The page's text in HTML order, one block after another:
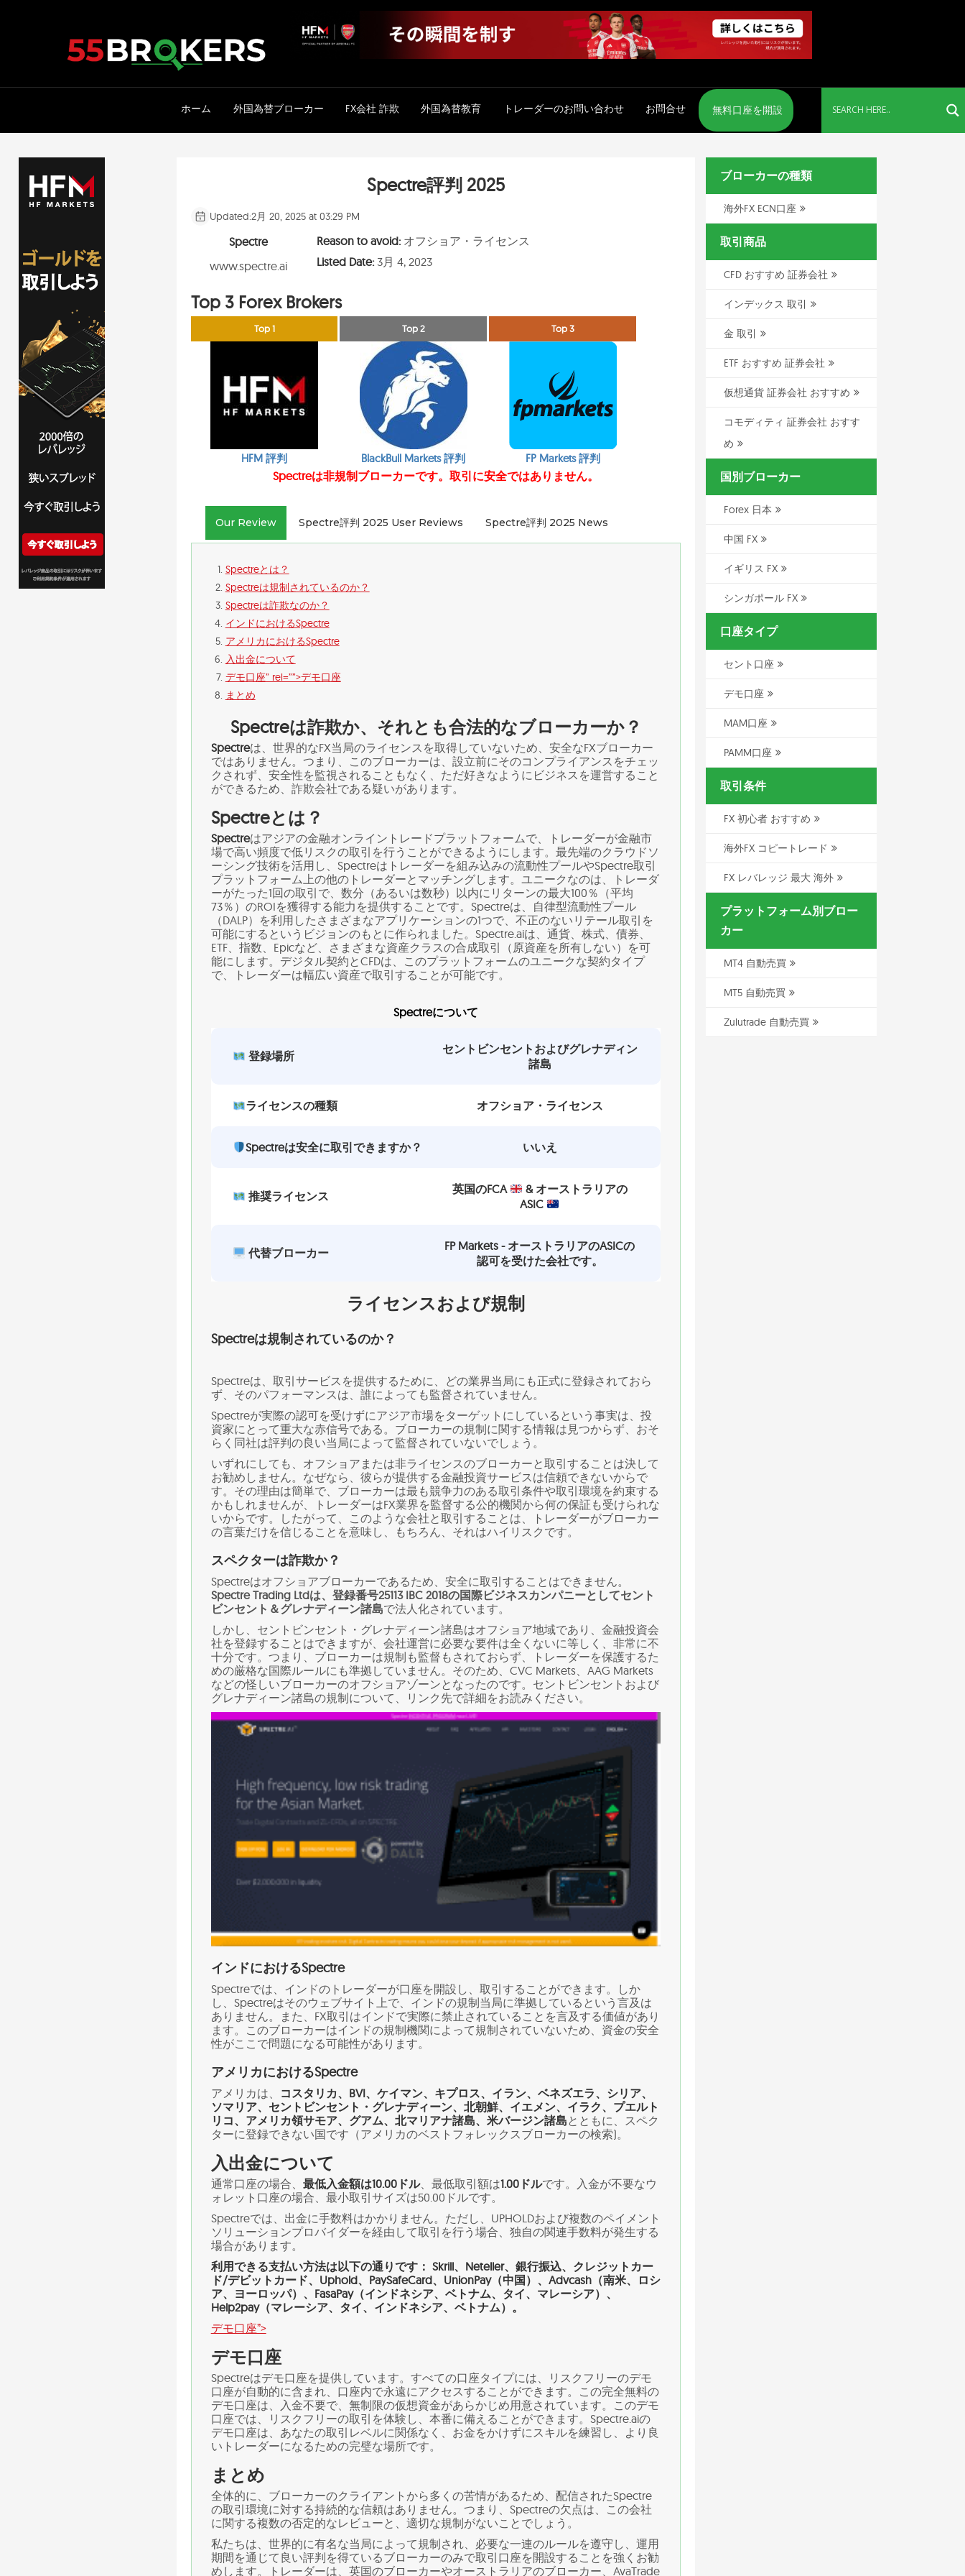
ホーム 外国為替ブローカー FX会社 詐欺 外国為替教育 トレーダーのお問い合わせ お問合せ 無料口座を開設
Spectre評判 2025
Updated:2月 20, 2025 at 03:29 PM
Spectre
www.spectre.ai
Reason to avoid:オフショア・ライセンス
Listed Date:3月 4, 2023
Top 3 Forex Brokers
Top 1
HFM 評判
Top 2
BlackBull Markets 評判
Top 3
FP Markets 評判
Spectreは非規制ブローカーです。取引に安全ではありません。
Our Review Spectre評判 2025 User Reviews Spectre評判 2025 News
Spectreとは？
Spectreは規制されているのか？
Spectreは詐欺なのか？
インドにおけるSpectre
アメリカにおけるSpectre
入出金について
デモ口座” rel=””>デモ口座
まとめ
Spectreは詐欺か、それとも合法的なブローカーか？
Spectreは、世界的なFX当局のライセンスを取得していないため、安全なFXブローカー
ではありません。つまり、このブローカーは、設立前にそのコンプライアンスをチェッ
クされず、安全性を監視されることもなく、ただ好きなようにビジネスを運営すること
ができるため、詐欺会社である疑いがあります。
Spectreとは？
Spectreはアジアの金融オンライントレードプラットフォームで、トレーダーが金融市
場で高い頻度で低リスクの取引を行うことができるようにします。最先端のクラウドソ
ーシング技術を活用し、Spectreはトレーダーを組み込みの流動性プールやSpectre取引
プラットフォーム上の他のトレーダーとマッチングします。ユニークなのは、トレーダ
ーがたった1回の取引で、数分（あるいは数秒）以内にリターンの最大100％（平均
73％）のROIを獲得する能力を提供することです。Spectreは、自律型流動性プール
（DALP）を利用したさまざまなアプリケーションの1つで、不正のないリテール取引を
可能にするというビジョンのもとに作られました。Spectre.aiは、通貨、株式、債券、
ETF、指数、Epicなど、さまざまな資産クラスの合成取引（原資産を所有しない）を可
能にします。デジタル契約とCFDは、このプラットフォームのユニークな契約タイプ
で、トレーダーは幅広い資産で取引することが可能です。
Spectreについて
登録場所
セントビンセントおよびグレナディン
諸島
ライセンスの種類 オフショア・ライセンス
Spectreは安全に取引できますか？ いいえ
推奨ライセンス 英国のFCA
& オーストラリアの
ASIC
代替ブローカー
FP Markets - オーストラリアのASICの
認可を受けた会社です。
ライセンスおよび規制
Spectreは規制されているのか？
Spectreは、取引サービスを提供するために、どの業界当局にも正式に登録されておら
ず、そのパフォーマンスは、誰によっても監督されていません。
Spectreが実際の認可を受けずにアジア市場をターゲットにしているという事実は、投
資家にとって重大な赤信号である。ブローカーの規制に関する情報は見つからず、おそ
らく同社は評判の良い当局によって監督されていないでしょう。
いずれにしても、オフショアまたは非ライセンスのブローカーと取引することは決して
お勧めしません。なぜなら、彼らが提供する金融投資サービスは信頼できないからで
す。その理由は簡単で、ブローカーは最も競争力のある取引条件や取引環境を約束する
かもしれませんが、トレーダーはFX業界を監督する公的機関から何の保証も受けられな
いからです。したがって、このような会社と取引することは、トレーダーがブローカー
の言葉だけを信じることを意味し、もちろん、それはハイリスクです。
スペクターは詐欺か？
Spectreはオフショアブローカーであるため、安全に取引することはできません。
Spectre Trading Ltdは、登録番号25113 IBC 2018の国際ビジネスカンパニーとしてセント
ビンセント＆グレナディーン諸島で法人化されています。
しかし、セントビンセント・グレナディーン諸島はオフショア地域であり、金融投資会
社を登録することはできますが、会社運営に必要な要件は全くないに等しく、非常に不
十分です。つまり、ブローカーは規制も監督もされておらず、トレーダーを保護するた
めの厳格な国際ルールにも準拠していません。そのため、CVC Markets、AAG Markets
などの怪しいブローカーのオフショアゾーンとなったのです。セントビンセントおよび
グレナディーン諸島の規制について、リンク先で詳細をお読みください。
インドにおけるSpectre
Spectreでは、インドのトレーダーが口座を開設し、取引することができます。しか
し、Spectreはそのウェブサイト上で、インドの規制当局に準拠しているという言及は
ありません。また、FX取引はインドで実際に禁止されていることを言及する価値があり
ます。このブローカーはインドの規制機関によって規制されていないため、資金の安全
性がここで問題になる可能性があります。
アメリカにおけるSpectre
アメリカは、
コスタリカ、BVI、ケイマン、キプロス、イラン、ベネズエラ、シリア、
ソマリア、セントビンセント・グレナディーン、北朝鮮、イエメン、イラク、プエルト
リコ、アメリカ領サモア、グアム、北マリアナ諸島、米バージン諸島 とともに、スペク
ターに登録できない国です（アメリカのベストフォレックスブローカーの検索)。
入出金について
通常口座の場合、 最低入金額は10.00ドル、最低取引額は1.00ドルです。入金が不要なウ
ォレット口座の場合、最小取引サイズは50.00ドルです。
Spectreでは、出金に手数料はかかりません。ただし、UPHOLDおよび複数のペイメント
ソリューションプロバイダーを経由して取引を行う場合、独自の関連手数料が発生する
場合があります。
利用できる支払い方法は以下の通りです： Skrill、Neteller、銀行振込、クレジットカー
ド/デビットカード、Uphold、PaySafeCard、UnionPay（中国）、Advcash（南米、ロシ
ア、ヨーロッパ）、FasaPay（インドネシア、ベトナム、タイ、マレーシア）、
Help2pay（マレーシア、タイ、インドネシア、ベトナム）。
デモ口座”>
デモ口座
Spectreはデモ口座を提供しています。すべての口座タイプには、リスクフリーのデモ
口座が自動的に含まれ、口座内で永遠にアクセスすることができます。この完全無料の
デモ口座は、入金不要で、無制限の仮想資金があらかじめ用意されています。このデモ
口座では、リスクフリーの取引を体験し、本番に備えることができます。Spectre.aiの
デモ口座は、あなたの取引レベルに関係なく、お金をかけずにスキルを練習し、より良
いトレーダーになるための完璧な場所です。
まとめ
全体的に、ブローカーのクライアントから多くの苦情があるため、配信されたSpectre
の取引環境に対する持続的な信頼はありません。つまり、Spectreの欠点は、この会社
に関する複数の否定的なレビューと、適切な規制がないことでしょう。
私たちは、世界的に有名な当局によって規制され、必要な一連のルールを遵守し、運用
期間を通じて良い評判を得ているブローカーのみで取引口座を開設することを強くお勧
めします。トレーダーは、英国のブローカーやオーストラリアのブローカー、AvaTrade
ブローカーの種類
海外FX ECN口座
取引商品
CFD おすすめ 証券会社
インデックス 取引
金 取引
ETF おすすめ 証券会社
仮想通貨 証券会社 おすすめ
コモディティ 証券会社 おすす
め
国別ブローカー
Forex 日本
中国 FX
イギリス FX
シンガポール FX
口座タイプ
セント口座
デモ口座
MAM口座
PAMM口座
取引条件
FX 初心者 おすすめ
海外FX コピートレード
FX レバレッジ 最大 海外
プラットフォーム別ブロー
カー
MT4 自動売買
MT5 自動売買
Zulutrade 自動売買